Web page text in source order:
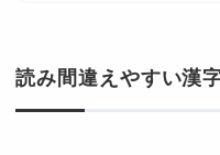
読み間違えやすい漢